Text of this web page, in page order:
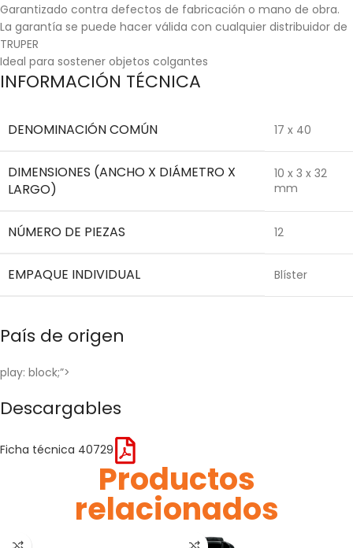
Garantizado contra defectos de fabricación o mano de obra.
La garantía se puede hacer válida con cualquier distribuidor de
TRUPER
Ideal para sostener objetos colgantes
INFORMACIÓN TÉCNICA
DENOMINACIÓN COMÚN 17 x 40
DIMENSIONES (ANCHO X DIÁMETRO X
LARGO)
10 x 3 x 32
mm
NÚMERO DE PIEZAS 12
EMPAQUE INDIVIDUAL Blíster
País de origen
play: block;”>
Descargables
Ficha técnica 40729
Productos
relacionados